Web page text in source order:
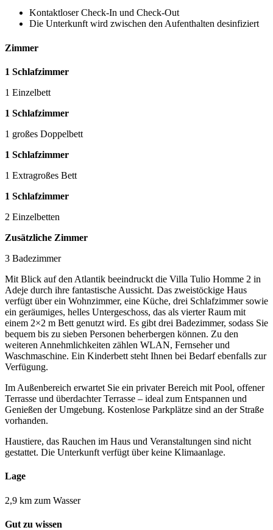
Kontaktloser Check-In und Check-Out
Die Unterkunft wird zwischen den Aufenthalten desinfiziert
Zimmer
1 Schlafzimmer
1 Einzelbett
1 Schlafzimmer
1 großes Doppelbett
1 Schlafzimmer
1 Extragroßes Bett
1 Schlafzimmer
2 Einzelbetten
Zusätzliche Zimmer
3 Badezimmer
Mit Blick auf den Atlantik beeindruckt die Villa Tulio Homme 2 in
Adeje durch ihre fantastische Aussicht. Das zweistöckige Haus
verfügt über ein Wohnzimmer, eine Küche, drei Schlafzimmer sowie
ein geräumiges, helles Untergeschoss, das als vierter Raum mit
einem 2×2 m Bett genutzt wird. Es gibt drei Badezimmer, sodass Sie
bequem bis zu sieben Personen beherbergen können. Zu den
weiteren Annehmlichkeiten zählen WLAN, Fernseher und
Waschmaschine. Ein Kinderbett steht Ihnen bei Bedarf ebenfalls zur
Verfügung.
Im Außenbereich erwartet Sie ein privater Bereich mit Pool, offener
Terrasse und überdachter Terrasse – ideal zum Entspannen und
Genießen der Umgebung. Kostenlose Parkplätze sind an der Straße
vorhanden.
Haustiere, das Rauchen im Haus und Veranstaltungen sind nicht
gestattet. Die Unterkunft verfügt über keine Klimaanlage.
Lage
2,9 km zum Wasser
Gut zu wissen